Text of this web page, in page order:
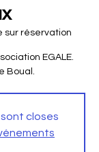
sur réservation
EGALE.
Boual.
closes